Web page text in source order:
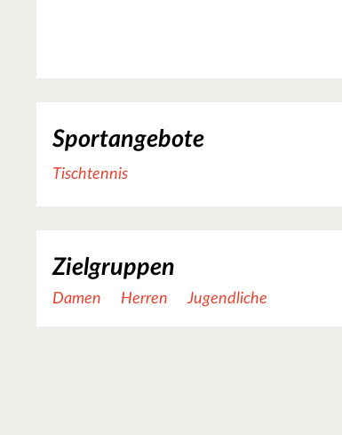
Sportangebote
Tischtennis
Zielgruppen
Damen Herren Jugendliche